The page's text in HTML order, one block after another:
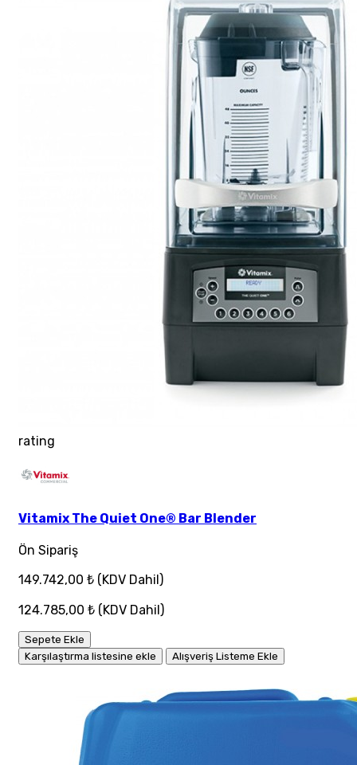
rating
Vitamix The Quiet One® Bar Blender
Ön Sipariş
149.742,00 ₺ (KDV Dahil)
124.785,00 ₺ (KDV Dahil)
Sepete Ekle
Karşılaştırma listesine ekle
Alışveriş Listeme Ekle